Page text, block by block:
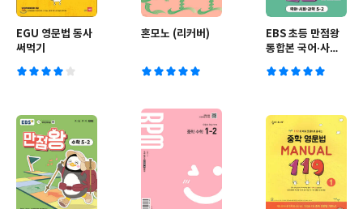
EGU 영문법 동사
써먹기
혼모노 (리커버)
EBS 초등 만점왕
통합본 국어·사회·
년)